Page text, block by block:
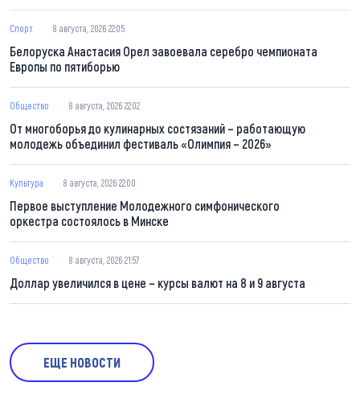
Спорт 8 августа, 2026 22:05
Белоруска Анастасия Орел завоевала серебро чемпионата
Европы по пятиборью
Общество 8 августа, 2026 22:02
От многоборья до кулинарных состязаний – работающую
молодежь объединил фестиваль «Олимпия – 2026»
Культура 8 августа, 2026 22:00
Первое выступление Молодежного симфонического
оркестра состоялось в Минске
Общество 8 августа, 2026 21:57
Доллар увеличился в цене – курсы валют на 8 и 9 августа
ЕЩЕ НОВОСТИ